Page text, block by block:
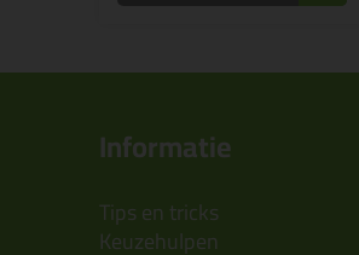
Informatie
Tips en tricks
Keuzehulpen